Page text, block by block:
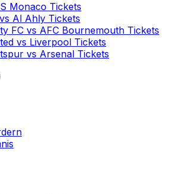
Monaco Tickets
vs Al Ahly Tickets
FC vs AFC Bournemouth Tickets
vs Liverpool Tickets
vs Arsenal Tickets